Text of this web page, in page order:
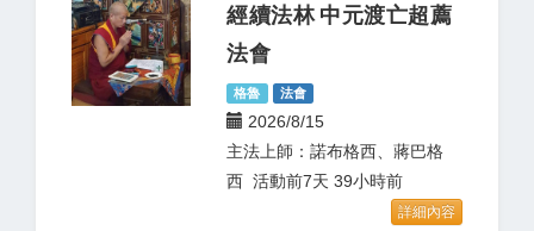
經續法林 中元渡亡超薦
法會
格魯 法會
2026/8/15
主法上師：諾布格西、蔣巴格
西 活動前7天 39小時前
詳細內容